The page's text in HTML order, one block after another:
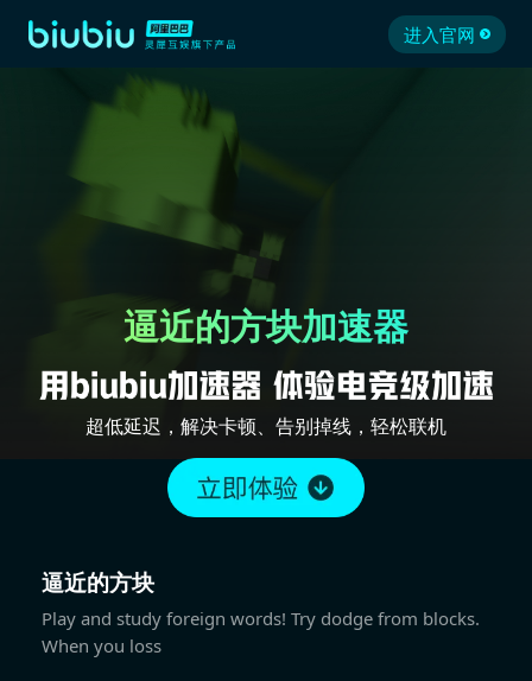
进入官网
逼近的方块加速器
超低延迟，解决卡顿、告别掉线，轻松联机
逼近的方块
Play and study foreign words! Try dodge from blocks.
When you loss